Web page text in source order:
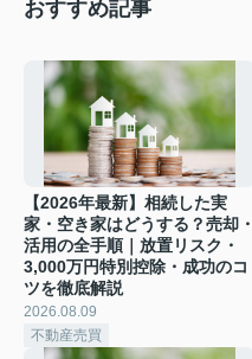
おすすめ記事
【2026年最新】相続した実
家・空き家はどうする？売却・
活用の全手順｜放置リスク・
3,000万円特別控除・成功のコ
ツを徹底解説
2026.08.09
不動産売買